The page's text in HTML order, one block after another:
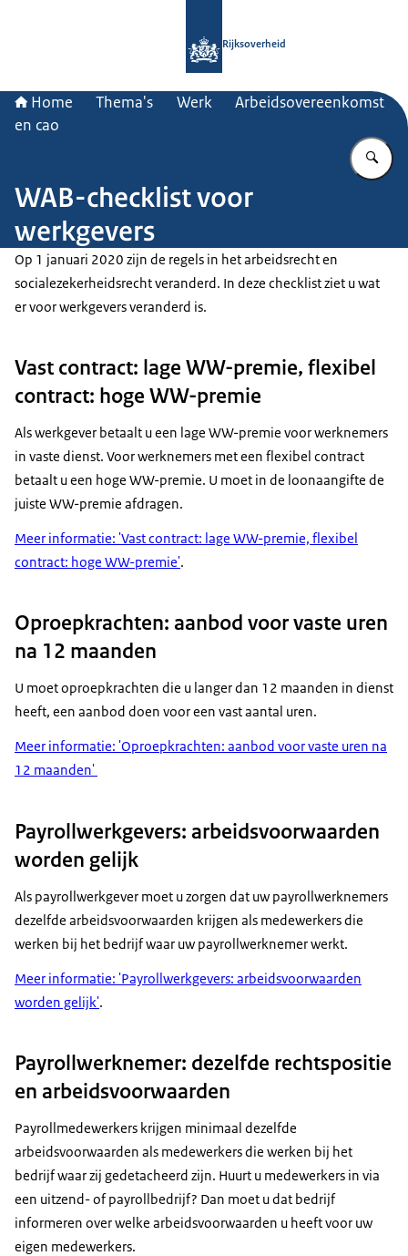
Rijksoverheid
Home Thema's Werk
Arbeidsovereenkomst
en cao
WAB-checklist voor
werkgevers
Op 1 januari 2020 zijn de regels in het arbeidsrecht en
socialezekerheidsrecht veranderd. In deze checklist ziet u wat
er voor werkgevers veranderd is.
Vast contract: lage WW-premie, flexibel
contract: hoge WW-premie
Als werkgever betaalt u een lage WW-premie voor werknemers
in vaste dienst. Voor werknemers met een flexibel contract
betaalt u een hoge WW-premie. U moet in de loonaangifte de
juiste WW-premie afdragen.
Meer informatie: 'Vast contract: lage WW-premie, flexibel
contract: hoge WW-premie'.
Oproepkrachten: aanbod voor vaste uren
na 12 maanden
U moet oproepkrachten die u langer dan 12 maanden in dienst
heeft, een aanbod doen voor een vast aantal uren.
Meer informatie: 'Oproepkrachten: aanbod voor vaste uren na
12 maanden'
Payrollwerkgevers: arbeidsvoorwaarden
worden gelijk
Als payrollwerkgever moet u zorgen dat uw payrollwerknemers
dezelfde arbeidsvoorwaarden krijgen als medewerkers die
werken bij het bedrijf waar uw payrollwerknemer werkt.
Meer informatie: 'Payrollwerkgevers: arbeidsvoorwaarden
worden gelijk'.
Payrollwerknemer: dezelfde rechtspositie
en arbeidsvoorwaarden
Payrollmedewerkers krijgen minimaal dezelfde
arbeidsvoorwaarden als medewerkers die werken bij het
bedrijf waar zij gedetacheerd zijn. Huurt u medewerkers in via
een uitzend- of payrollbedrijf? Dan moet u dat bedrijf
informeren over welke arbeidsvoorwaarden u heeft voor uw
eigen medewerkers.